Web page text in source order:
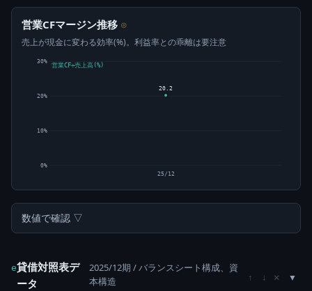
営業CFマージン推移 ⊙
売上が現金に変わる効率(%)。利益率との乖離は要注意
0%
10%
20%
30%
20.2
25/12
営業CF÷売上高(%)
数値で確認 ▽
e貸借対照表デ
ータ
2025/12期 / バランスシート構成、資
本構造
↑ ↓ ×